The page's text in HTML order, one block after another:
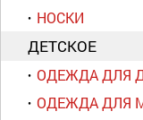
НОСКИ
ДЕТСКОЕ
ОДЕЖДА ДЛЯ
ОДЕЖДА ДЛЯ